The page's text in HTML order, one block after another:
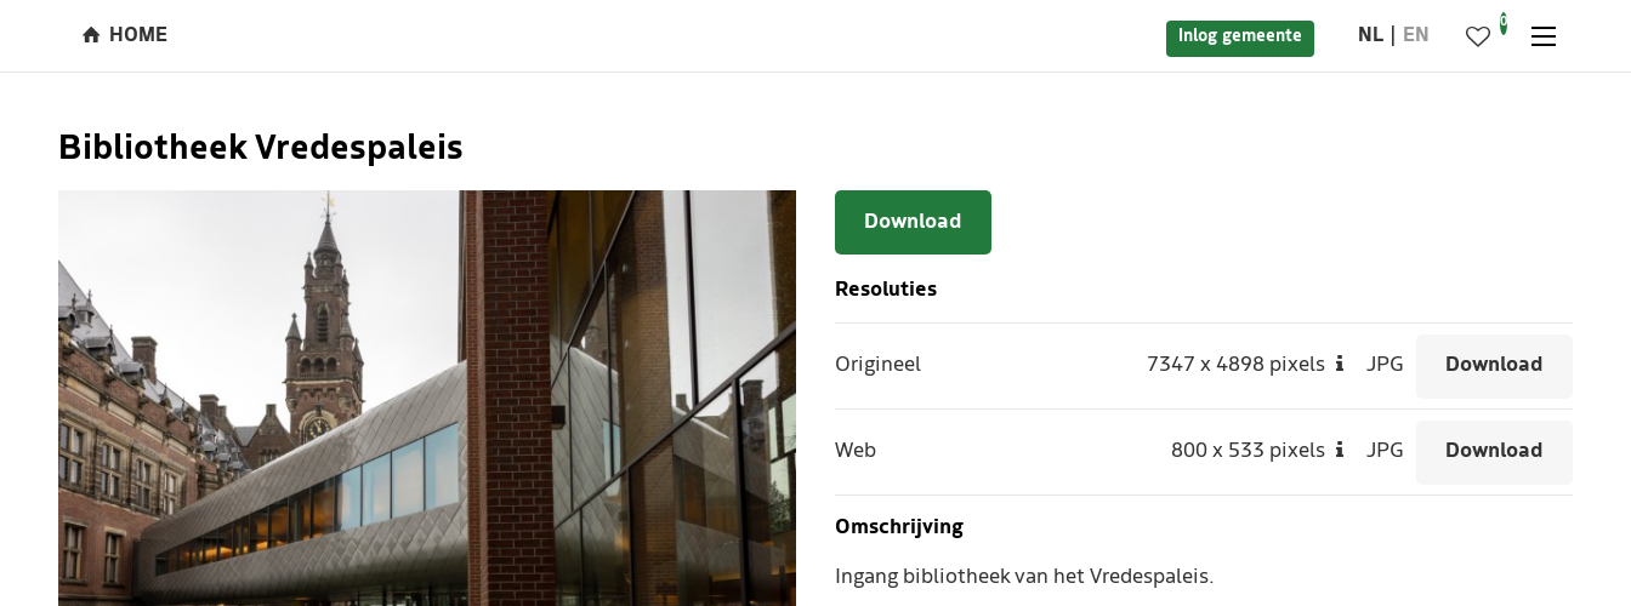
HOME Inlog gemeente NL EN
0
Bibliotheek Vredespaleis
Download
Resoluties
Origineel 7347x 4898 pixels JPG Download
Web 800x 533 pixels JPG Download
Omschrijving
Ingang bibliotheek van het Vredespaleis.